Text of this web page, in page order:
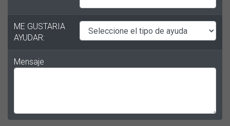
ME GUSTARIA
AYUDAR:
Mensaje